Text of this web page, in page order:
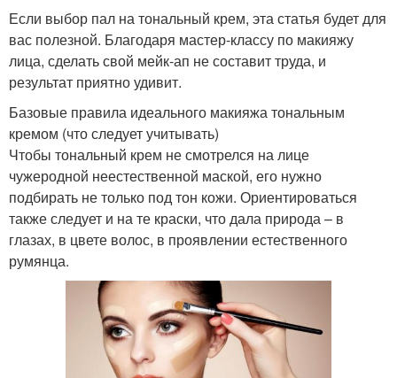
Если выбор пал на тональный крем, эта статья будет для
вас полезной. Благодаря мастер-классу по макияжу
лица, сделать свой мейк-ап не составит труда, и
результат приятно удивит.
Базовые правила идеального макияжа тональным
кремом (что следует учитывать)
Чтобы тональный крем не смотрелся на лице
чужеродной неестественной маской, его нужно
подбирать не только под тон кожи. Ориентироваться
также следует и на те краски, что дала природа – в
глазах, в цвете волос, в проявлении естественного
румянца.